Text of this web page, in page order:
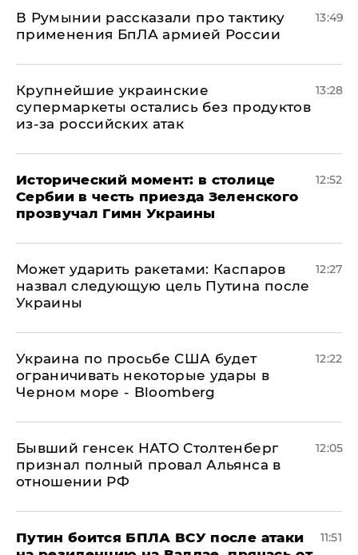
В Румынии рассказали про тактику
применения БпЛА армией России
13:49
Крупнейшие украинские
супермаркеты остались без продуктов
из-за российских атак
13:28
Исторический момент: в столице
Сербии в честь приезда Зеленского
прозвучал Гимн Украины
12:52
Может ударить ракетами: Каспаров
назвал следующую цель Путина после
Украины
12:27
Украина по просьбе США будет
ограничивать некоторые удары в
Черном море - Bloomberg
12:22
Бывший генсек НАТО Столтенберг
признал полный провал Альянса в
отношении РФ
12:05
Путин боится БПЛА ВСУ после атаки
11:51